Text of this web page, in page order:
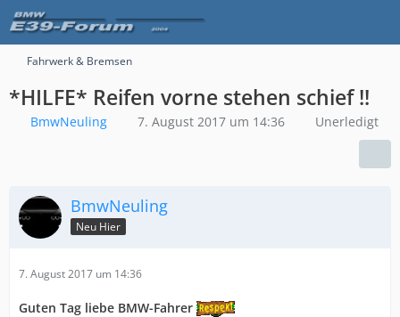
Fahrwerk & Bremsen
*HILFE* Reifen vorne stehen schief !!
BmwNeuling 7. August 2017 um 14:36 Unerledigt
BmwNeuling
Neu Hier
7. August 2017 um 14:36
Guten Tag liebe BMW-Fahrer